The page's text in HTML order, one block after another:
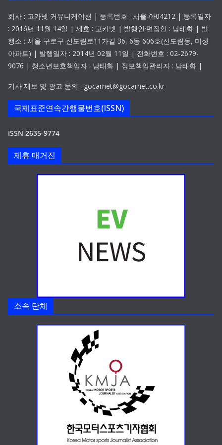
회사 : 고카넷 커뮤니케이션 | 등록번호 : 서울 아04212 | 등록일자
: 2016년 11월 14일 | 제호 : 고카넷 | 발행인·편집인 : 남태화 | 발
행소 : 서울 구로구 신도림로11가길 36, 6동 606호(신도림동, 미성
아파트) | 발행일자 : 2014년 02월 11일 | 전화번호 : 02-2679-
9076 | 청소년보호책임자 : 남태화 | 정보책임관리자 : 남태화 |
기사 제보 및 광고 문의 : gocarnet@gocarnet.co.kr
국제표준연속간행물번호(ISSN)
ISSN 2635-9774
제휴 매거진
소속 단체